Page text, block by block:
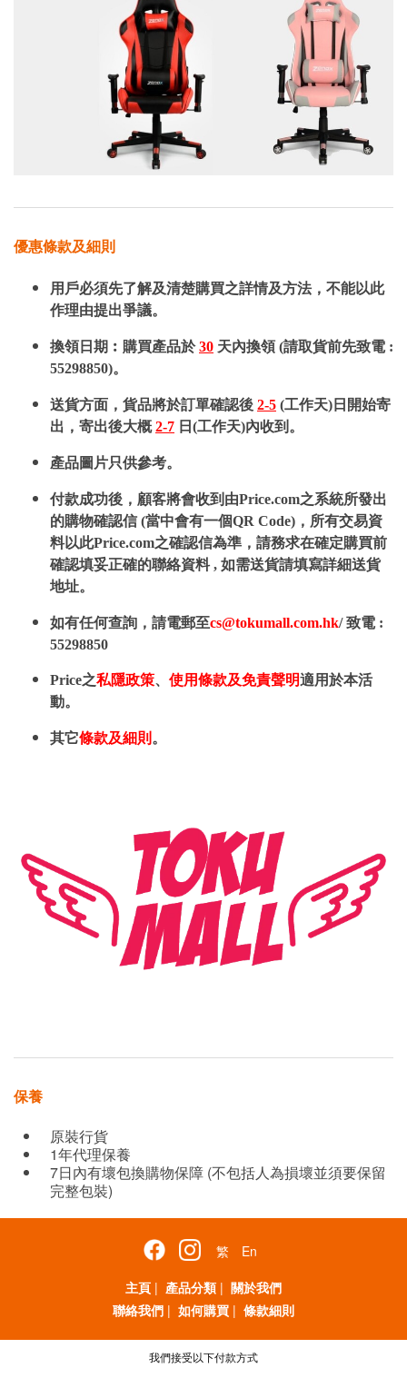
優惠條款及細則
用戶必須先了解及清楚購買之詳情及方法，不能以此
作理由提出爭議。
換領日期︰購買產品於30 天內換領 (請取貨前先致電 :
55298850)。
送貨方面，貨品將於訂單確認後 2-5 (工作天)日開始寄
出，寄出後大概2-7 日(工作天)內收到。
產品圖片只供參考。
付款成功後，顧客將會收到由Price.com之系統所發出
的購物確認信 (當中會有一個QR Code)，所有交易資
料以此Price.com之確認信為準，請務求在確定購買前
確認填妥正確的聯絡資料 , 如需送貨請填寫詳細送貨
地址。
如有任何查詢，請電郵至cs@tokumall.com.hk/ 致電 :
55298850
Price之私隱政策、 使用條款及免責聲明適用於本活
動。
其它條款及細則 。
保養
原裝行貨
1年代理保養
7日內有壞包換購物保障 (不包括人為損壞並須要保留
完整包裝)
繁
En
主頁 | 產品分類 | 關於我們
聯絡我們 | 如何購買 | 條款細則
我們接受以下付款方式